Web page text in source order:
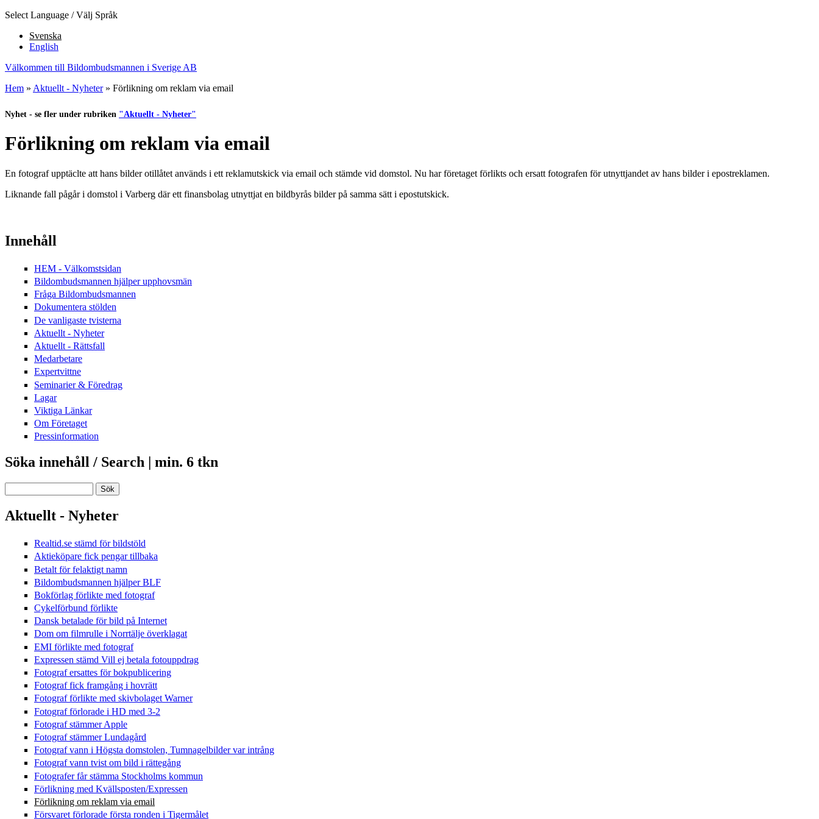
Jump to Content
Select Language / Välj Språk
Svenska
English
Välkommen till Bildombudsmannen i Sverige AB
Hem » Aktuellt - Nyheter» Förlikning om reklam via email
Nyhet - se fler under rubriken "Aktuellt - Nyheter"
Förlikning om reklam via email
En fotograf upptäclte att hans bilder otillåtet används i ett reklamutskick via email och stämde vid domstol. Nu har företaget förlikts och ersatt fotografen för utnyttjandet av hans bilder i epostreklamen.
Liknande fall pågår i domstol i Varberg där ett finansbolag utnyttjat en bildbyrås bilder på samma sätt i epostutskick.
Innehåll
HEM - Välkomstsidan
Bildombudsmannen hjälper upphovsmän
Fråga Bildombudsmannen
Dokumentera stölden
De vanligaste tvisterna
Aktuellt - Nyheter
Aktuellt - Rättsfall
Medarbetare
Expertvittne
Seminarier & Föredrag
Lagar
Viktiga Länkar
Om Företaget
Pressinformation
Söka innehåll / Search | min. 6 tkn
Aktuellt - Nyheter
Realtid.se stämd för bildstöld
Aktieköpare fick pengar tillbaka
Betalt för felaktigt namn
Bildombudsmannen hjälper BLF
Bokförlag förlikte med fotograf
Cykelförbund förlikte
Dansk betalade för bild på Internet
Dom om filmrulle i Norrtälje överklagat
EMI förlikte med fotograf
Expressen stämd Vill ej betala fotouppdrag
Fotograf ersattes för bokpublicering
Fotograf fick framgång i hovrätt
Fotograf förlikte med skivbolaget Warner
Fotograf förlorade i HD med 3-2
Fotograf stämmer Apple
Fotograf stämmer Lundagård
Fotograf vann i Högsta domstolen, Tumnagelbilder var intrång
Fotograf vann tvist om bild i rättegång
Fotografer får stämma Stockholms kommun
Förlikning med Kvällsposten/Expressen
Förlikning om reklam via email
Försvaret förlorade första ronden i Tigermålet